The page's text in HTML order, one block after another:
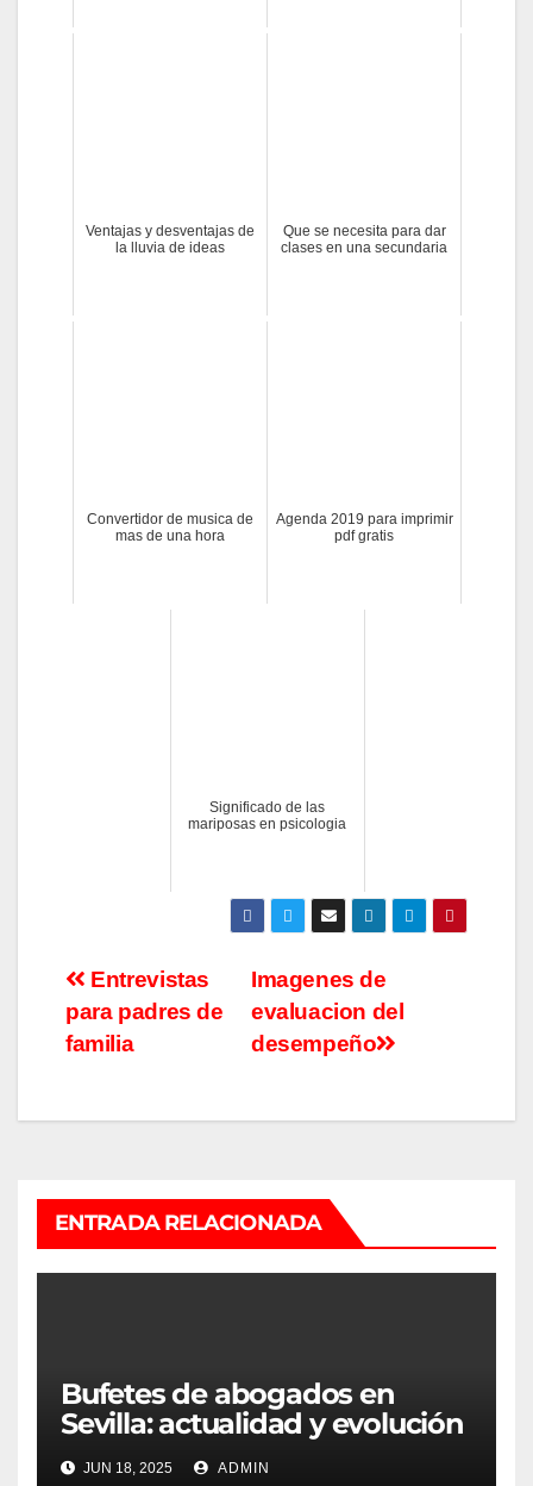
Ventajas y desventajas de
la lluvia de ideas
Que se necesita para dar
clases en una secundaria
Convertidor de musica de
mas de una hora
Agenda 2019 para imprimir
pdf gratis
Significado de las
mariposas en psicologia
Navegación
de
Imagenes de
evaluacion del
desempeño
Entrevistas
para padres de
familia
ENTRADA RELACIONADA
Bufetes de abogados en
Sevilla: actualidad y evolución
del ejercicio legal
JUN 18, 2025 ADMIN